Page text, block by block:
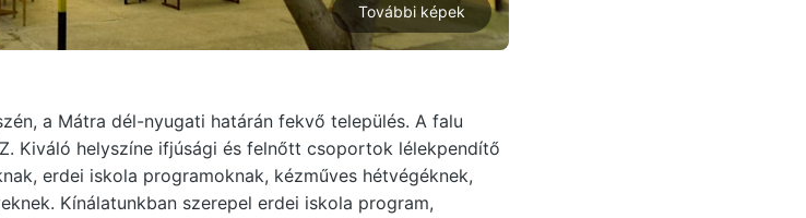
További képek
a Mátra dél-nyugati határán fekvő település. A falu
Kiváló helyszíne ifjúsági és felnőtt csoportok lélekpendítő
erdei iskola programoknak, kézműves hétvégéknek,
Kínálatunkban szerepel erdei iskola program,